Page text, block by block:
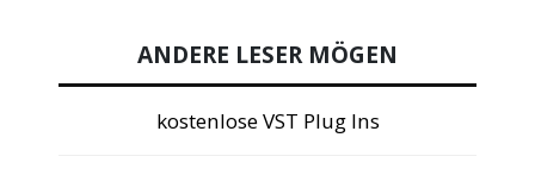
ANDERE LESER MÖGEN
kostenlose VST Plug Ins